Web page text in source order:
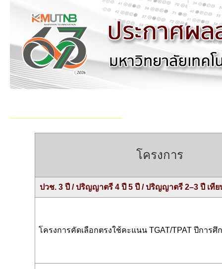
โครงการ
ปวช. 3 ปี / ปริญญาตรี 4 ปี 5 ปี / ปริญญาตรี 2–3 ปี เทีย
โครงการคัดเลือกตรงใช้คะแนน TGAT/TPAT ปีการ